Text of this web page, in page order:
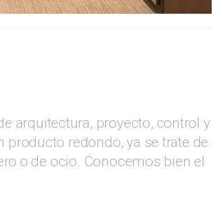
arquitectura, proyecto, control y
redondo, ya se trate de
o de ocio. Conocemos bien el